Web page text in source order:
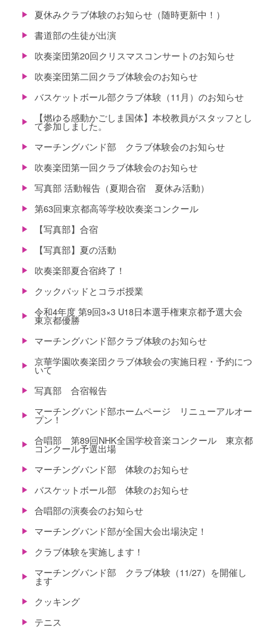
夏休みクラブ体験のお知らせ（随時更新中！）
書道部の生徒が出演
吹奏楽団第20回クリスマスコンサートのお知らせ
吹奏楽団第二回クラブ体験会のお知らせ
バスケットボール部クラブ体験（11月）のお知らせ
【燃ゆる感動かごしま国体】本校教員がスタッフとし
て参加しました。
マーチングバンド部 クラブ体験会のお知らせ
吹奏楽団第一回クラブ体験会のお知らせ
写真部 活動報告（夏期合宿 夏休み活動）
第63回東京都高等学校吹奏楽コンクール
【写真部】合宿
【写真部】夏の活動
吹奏楽部夏合宿終了！
クックパッドとコラボ授業
令和4年度 第9回3×3 U18日本選手権東京都予選大会
東京都優勝
マーチングバンド部クラブ体験のお知らせ
京華学園吹奏楽団クラブ体験会の実施日程・予約につ
いて
写真部 合宿報告
マーチングバンド部ホームページ リニューアルオー
プン！
合唱部 第89回NHK全国学校音楽コンクール 東京都
コンクール予選出場
マーチングバンド部 体験のお知らせ
バスケットボール部 体験のお知らせ
合唱部の演奏会のお知らせ
マーチングバンド部が全国大会出場決定！
クラブ体験を実施します！
マーチングバンド部 クラブ体験（11/27）を開催し
ます
クッキング
テニス